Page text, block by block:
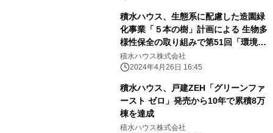
積水ハウス、生態系に配慮した造園緑
化事業「５本の樹」計画による 生物多
様性保全の取り組みで第51回「環境
賞」優良賞を受賞
積水ハウス株式会社
2024年4月26日 16:45
積水ハウス、戸建ZEH「グリーンファ
ースト ゼロ」発売から10年で累積8万
棟を達成
積水ハウス株式会社